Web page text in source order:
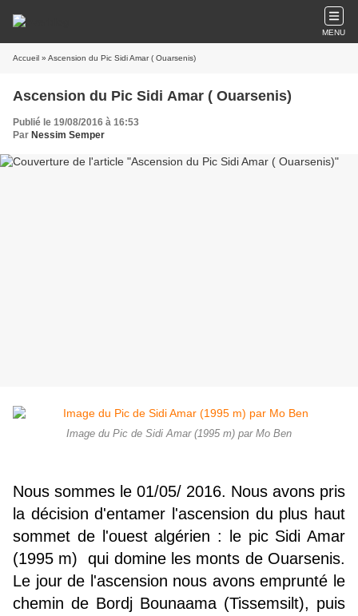
MENU
Accueil » Ascension du Pic Sidi Amar ( Ouarsenis)
Ascension du Pic Sidi Amar ( Ouarsenis)
Publié le 19/08/2016 à 16:53
Par Nessim Semper
Image du Pic de Sidi Amar (1995 m) par Mo Ben
Nous sommes le 01/05/ 2016. Nous avons pris
la décision d'entamer l'ascension du plus haut
sommet de l'ouest algérien : le pic Sidi Amar
(1995 m) qui domine les monts de Ouarsenis.
Le jour de l'ascension nous avons emprunté le
chemin de Bordj Bounaama (Tissemsilt), puis